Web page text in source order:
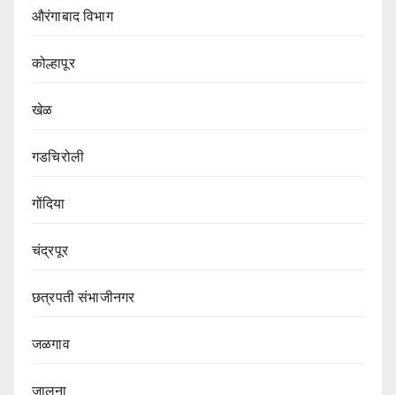
औरंगाबाद विभाग‌
कोल्हापूर
खेळ
गडचिरोली
गोंदिया
चंद्रपूर
छत्रपती संभाजीनगर
जळगाव
जालना